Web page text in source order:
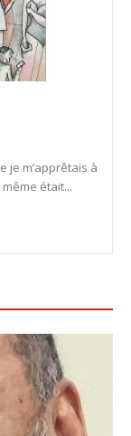
je m’apprêtais à
était...